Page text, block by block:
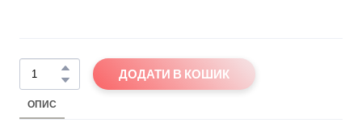
ДОДАТИ В КОШИК
ОПИС